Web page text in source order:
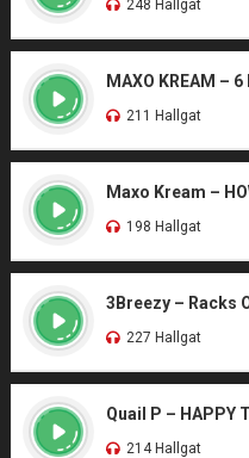
248 Hallgat
MAXO KREAM –
211 Hallgat
Maxo Kream –
198 Hallgat
3Breezy – Racks
227 Hallgat
Quail P – HAPPY
214 Hallgat